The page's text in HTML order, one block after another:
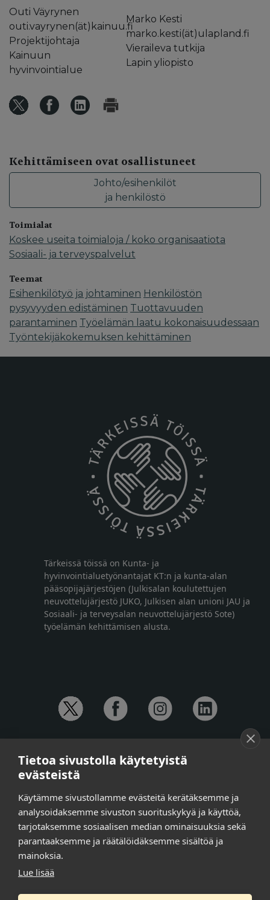
Outi Väyrynen
outi.vayrynen(ät)kainuu.fi
Projektijohtaja
Kainuun
hyvinvointialue
Marko Kesti
marko.kesti(ät)ulapland.fi
Vieraileva tutkija
Lapin yliopisto
Kehittämiseen ovat osallistuneet
Johto/esihenkilöt
ja henkilöstö
Toimialat
Koskee useita toimialoja / koko organisaatiota
Sosiaali- ja terveyspalvelut
Teemat
Esihenkilötyö ja johtaminen Henkilöstön
pysyvyyden edistäminen Tuottavuuden
parantaminen Työelämän laatu kokonaisuudessaan
Työntekijäkokemuksen kehittäminen
Tärkeissä töissä on Kunta- ja
hyvinvointialuetyönantajat KT:n ja kunta-alan
pääsopijajärjestöjen (Julkisalan koulutettujen
neuvottelujärjestö JUKO, Julkisen alan unioni JAU ja
Sosiaali- ja terveysalan neuvottelujärjestö Sote)
työelämän kehittämisen alusta.
Anna-Mari Jaanu, kehittämispäällikkö,
puh. +358 50 572 4620
Henna Honkalo,
viestintäpäällikkö,
puh. +358 50 479 6618
Ilari Raiski, viestintä- ja tapahtumakoordinaattori,
puh. +358 45 130 3832
Susanna Laasio,
tarkeissatoissa[a]kt.fi
Tietoa sivustolla käytetyistä
evästeistä
Käytämme sivustollamme evästeitä kerätäksemme ja
analysoidaksemme sivuston suorituskykyä ja käyttöä,
tarjotaksemme sosiaalisen median ominaisuuksia sekä
parantaaksemme ja räätälöidäksemme sisältöä ja
mainoksia.
Lue lisää